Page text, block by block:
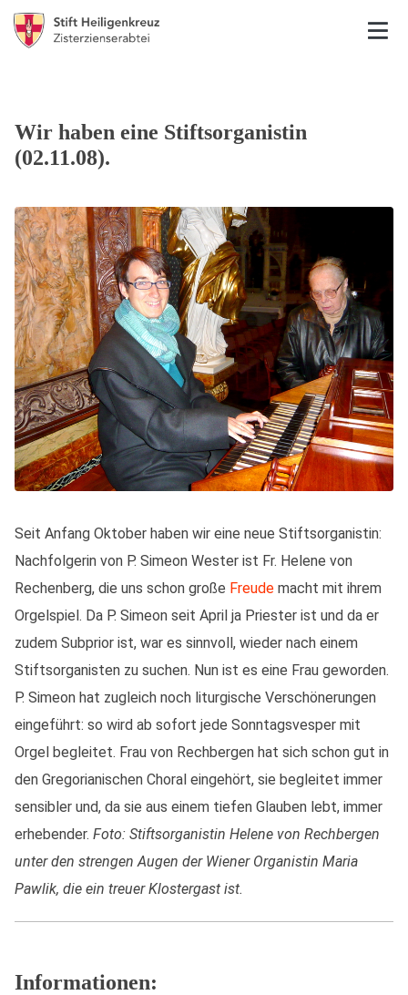
Wir haben eine Stiftsorganistin
(02.11.08).
Seit Anfang Oktober haben wir eine neue Stiftsorganistin:
Nachfolgerin von P. Simeon Wester ist Fr. Helene von
Rechenberg, die uns schon große Freude macht mit ihrem
Orgelspiel. Da P. Simeon seit April ja Priester ist und da er
zudem Subprior ist, war es sinnvoll, wieder nach einem
Stiftsorganisten zu suchen. Nun ist es eine Frau geworden.
P. Simeon hat zugleich noch liturgische Verschönerungen
eingeführt: so wird ab sofort jede Sonntagsvesper mit
Orgel begleitet. Frau von Rechbergen hat sich schon gut in
den Gregorianischen Choral eingehört, sie begleitet immer
sensibler und, da sie aus einem tiefen Glauben lebt, immer
erhebender. Foto: Stiftsorganistin Helene von Rechbergen
unter den strengen Augen der Wiener Organistin Maria
Pawlik, die ein treuer Klostergast ist.
Informationen: